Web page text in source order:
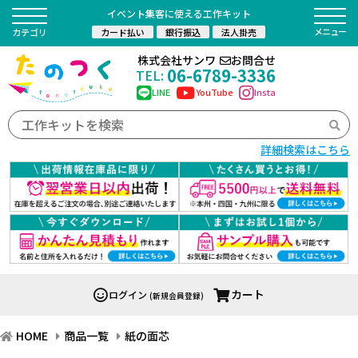
イベント集客に使える工作キット
カード払い 銀行振込 法人掛売
詳細検索はこちら
株式会社サンワ お問合せ
TEL: 06-6789-3336
LINE YouTube Insta
カテゴリ
ログイン (新規会員登録) カート
HOME 商品一覧 紙の面芯